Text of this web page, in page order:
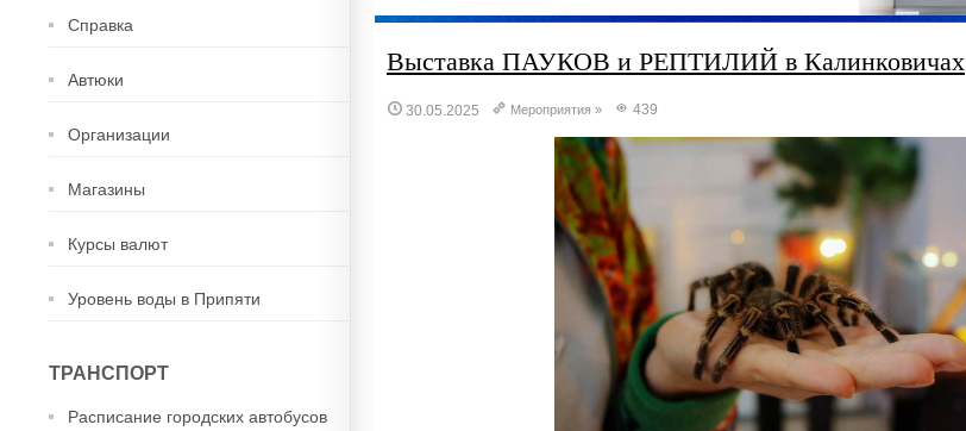
Справка
Автюки
Организации
Магазины
Курсы валют
Уровень воды в Припяти
ТРАНСПОРТ
Расписание городских автобусов
Выставка ПАУКОВ и РЕПТИЛИЙ в Калинковичах
30.05.2025 Мероприятия » 439